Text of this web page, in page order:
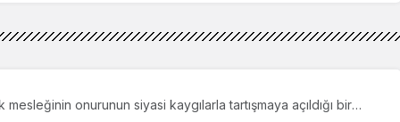
onurunun siyasi kaygılarla tartışmaya açıldığı bir